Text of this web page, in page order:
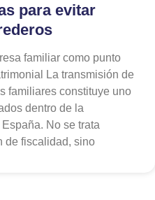
para evitar
familiar como punto
La transmisión de
familiares constituye uno
dentro de la
No se trata
de fiscalidad, sino